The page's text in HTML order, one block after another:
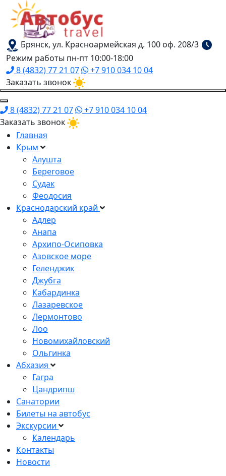
Брянск, ул. Красноармейская д. 100 оф. 208/3
Режим работы пн-пт 10:00-18:00
8 (4832) 77 21 07
+7 910 034 10 04
Заказать звонок
8 (4832) 77 21 07
+7 910 034 10 04
Заказать звонок
Главная
Крым
Алушта
Береговое
Судак
Феодосия
Краснодарский край
Адлер
Анапа
Архипо-Осиповка
Азовское море
Геленджик
Джубга
Кабардинка
Лазаревское
Лермонтово
Лоо
Новомихайловский
Ольгинка
Абхазия
Гагра
Цандрипш
Санатории
Билеты на автобус
Экскурсии
Календарь
Контакты
Новости